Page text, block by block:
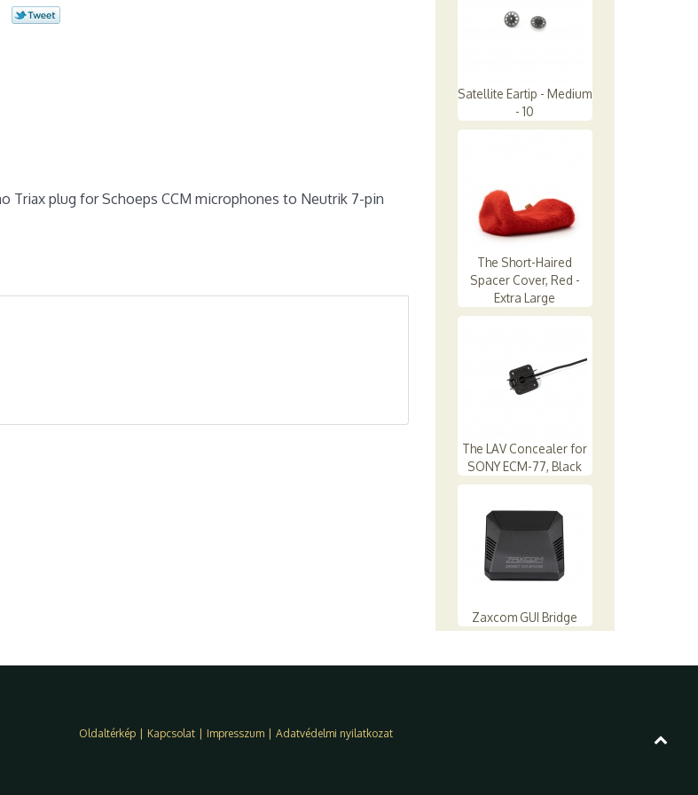
Triax plug for Schoeps CCM microphones to Neutrik 7-pin
Satellite Eartip - Medium
- 10
The Short-Haired
Spacer Cover, Red -
Extra Large
The LAV Concealer for
SONY ECM-77, Black
Zaxcom GUI Bridge
Oldaltérkép Kapcsolat Impresszum Adatvédelmi nyilatkozat